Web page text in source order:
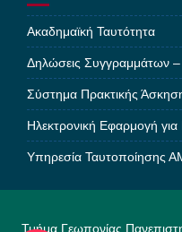
Ακαδημαϊκή Ταυτότητα
Δηλώσεις Συγγραμμάτων
Σύστημα Πρακτικής
Ηλεκτρονική Εφαρμογή
Υπηρεσία Ταυτοποίησης
Τμήμα Γεωπονίας